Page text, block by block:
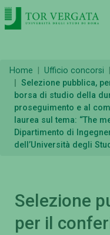
Home Ufficio concorsi
Selezione pubblica,
borsa di studio della
proseguimento e al
laurea sul tema: “The
Dipartimento di
dell’Università degli
Selezione
per il